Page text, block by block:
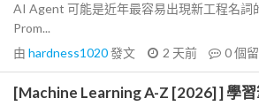
AI Agent 可能是近年最容易出現新工程名詞
Prom...
由 hardness1020發文 2 天前 0個
[Machine Learning A-Z [2026] ] 學